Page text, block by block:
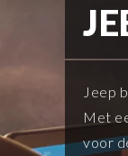
Jeep
Met
voor